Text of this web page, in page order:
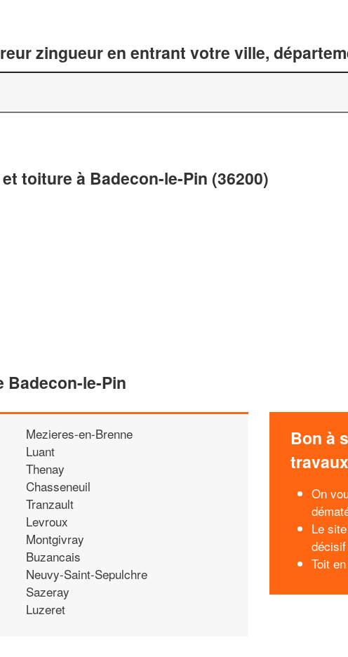
zingueur en entrant votre ville,
toiture à Badecon-le-Pin (36200)
Badecon-le-Pin
Mezieres-en-Brenne
Luant
Thenay
Chasseneuil
Tranzault
Levroux
Montgivray
Buzancais
Neuvy-Saint-Sepulchre
Sazeray
Luzeret
Bon à
travaux
On
Le
Toit